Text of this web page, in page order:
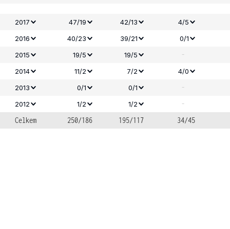
2017 47/19 42/13
4/5
2016
40/23 39/21
0/1
2015
19/5 19/5 -
2014 11/2 7/2
4/0
2013
0/1 0/1 -
2012 1/2 1/2
-
Celkem
250/186 195/117 34/45